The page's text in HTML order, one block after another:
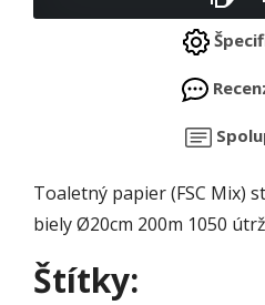
Toaletný papier (FSC Mix)
biely Ø20cm 200m 1050
Štítky: